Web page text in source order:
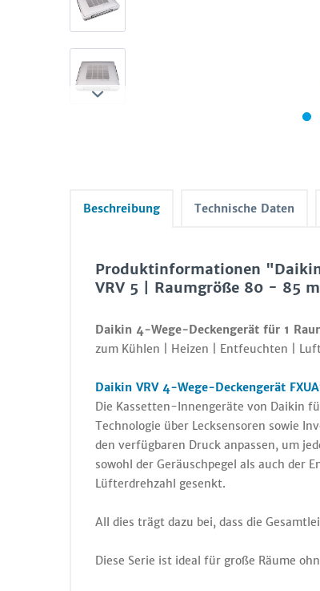
Beschreibung Technische Daten
Produktinformationen
VRV 5 | Raumgröße 80 - 85
Daikin 4-Wege-Deckengerät für 1
zum Kühlen | Heizen | Entfeuchten |
Daikin VRV 4-Wege-Deckengerät
Die Kassetten-Innengeräte von Daikin
Technologie über Lecksensoren sowie
den verfügbaren Druck anpassen, um
sowohl der Geräuschpegel als auch der
Lüfterdrehzahl gesenkt.
All dies trägt dazu bei, dass die
Diese Serie ist ideal für große Räume